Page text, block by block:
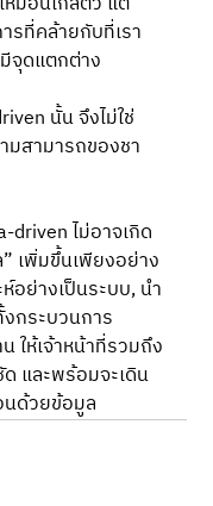
รที่คล้ายกับที่เรา
จุดแตกต่าง
นั้น จึงไม่ใช่
มสามารถของชา
ไม่อาจเกิด
เพิ่มขึ้นเพียงอย่าง
อย่างเป็นระบบ, นำ
งกระบวนการ
ให้เจ้าหน้าที่รวมถึง
และพร้อมจะเดิน
ด้วยข้อมูล